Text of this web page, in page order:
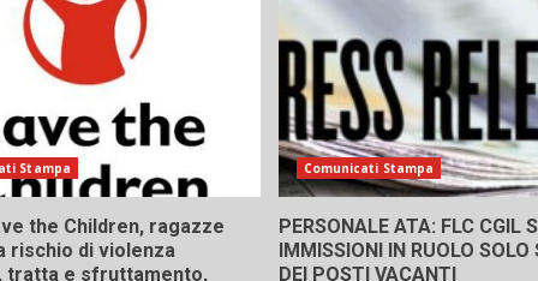
Stampa
the Children, ragazze
rischio di violenza
tratta e sfruttamento,
Comunicati Stampa
PERSONALE ATA: FLC CGIL
IMMISSIONI IN RUOLO SOLO
DEI POSTI VACANTI